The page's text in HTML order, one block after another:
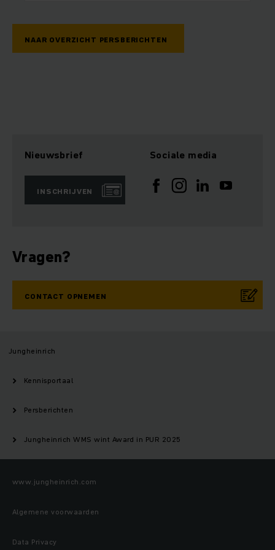
NAAR OVERZICHT PERSBERICHTEN
Nieuwsbrief
INSCHRIJVEN
Sociale media
Vragen?
CONTACT OPNEMEN
Jungheinrich
Kennisportaal
Persberichten
Jungheinrich WMS wint Award in PUR 2025
www.jungheinrich.com
Algemene voorwaarden
Data Privacy